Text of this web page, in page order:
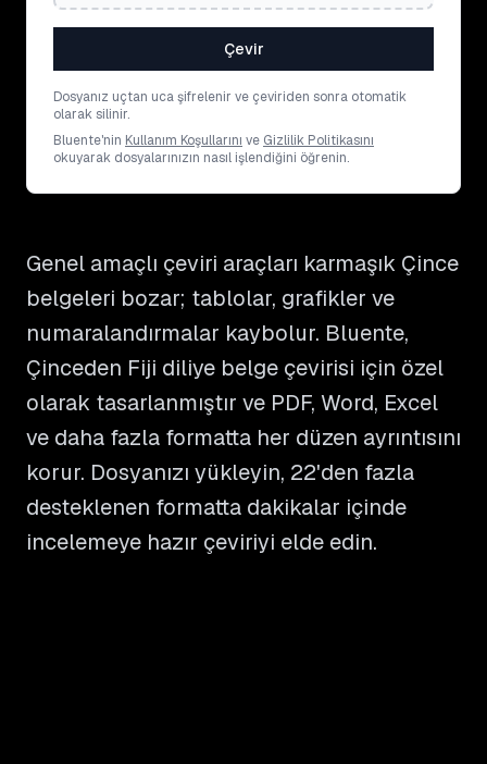
Çevir
Dosyanız uçtan uca şifrelenir ve çeviriden sonra otomatik
olarak silinir.
Bluente'nin Kullanım Koşullarını ve Gizlilik Politikasını
okuyarak dosyalarınızın nasıl işlendiğini öğrenin.
Genel amaçlı çeviri araçları karmaşık Çince
belgeleri bozar; tablolar, grafikler ve
numaralandırmalar kaybolur. Bluente,
Çinceden Fiji diliye belge çevirisi için özel
olarak tasarlanmıştır ve PDF, Word, Excel
ve daha fazla formatta her düzen ayrıntısını
korur. Dosyanızı yükleyin, 22'den fazla
desteklenen formatta dakikalar içinde
incelemeye hazır çeviriyi elde edin.